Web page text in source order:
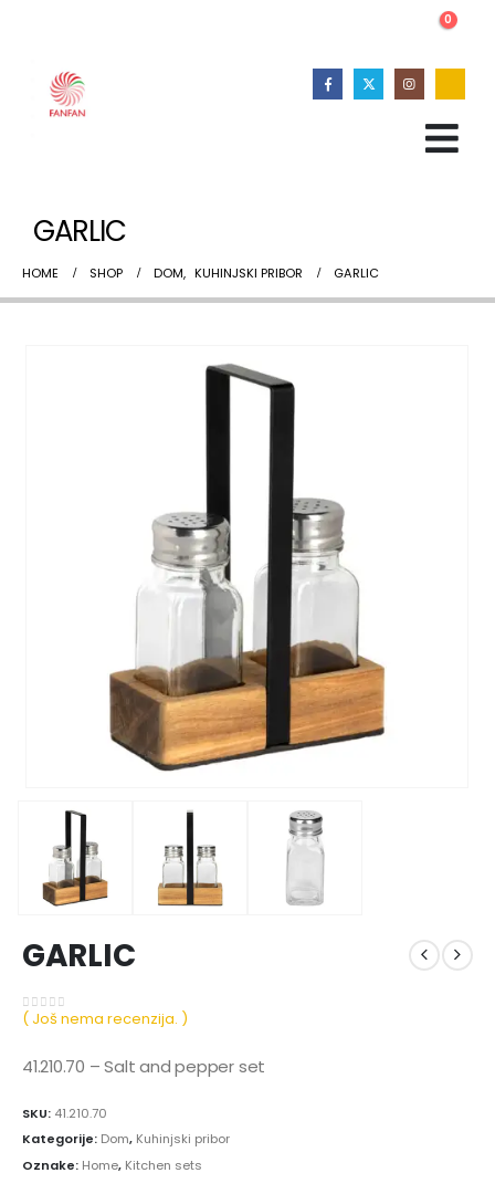
0
GARLIC
HOME SHOP DOM, KUHINJSKI PRIBOR GARLIC
GARLIC
0 out of 5
( Još nema recenzija. )
41.210.70 – Salt and pepper set
SKU: 41.210.70
Kategorije: Dom, Kuhinjski pribor
Oznake: Home, Kitchen sets